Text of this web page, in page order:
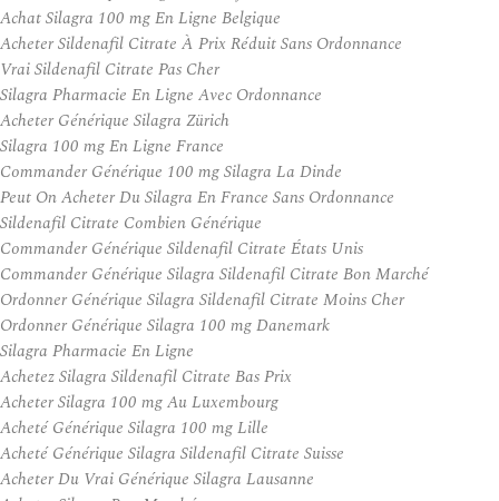
Achat Silagra 100 mg En Ligne Belgique
Acheter Sildenafil Citrate À Prix Réduit Sans Ordonnance
Vrai Sildenafil Citrate Pas Cher
Silagra Pharmacie En Ligne Avec Ordonnance
Acheter Générique Silagra Zürich
Silagra 100 mg En Ligne France
Commander Générique 100 mg Silagra La Dinde
Peut On Acheter Du Silagra En France Sans Ordonnance
Sildenafil Citrate Combien Générique
Commander Générique Sildenafil Citrate États Unis
Commander Générique Silagra Sildenafil Citrate Bon Marché
Ordonner Générique Silagra Sildenafil Citrate Moins Cher
Ordonner Générique Silagra 100 mg Danemark
Silagra Pharmacie En Ligne
Achetez Silagra Sildenafil Citrate Bas Prix
Acheter Silagra 100 mg Au Luxembourg
Acheté Générique Silagra 100 mg Lille
Acheté Générique Silagra Sildenafil Citrate Suisse
Acheter Du Vrai Générique Silagra Lausanne